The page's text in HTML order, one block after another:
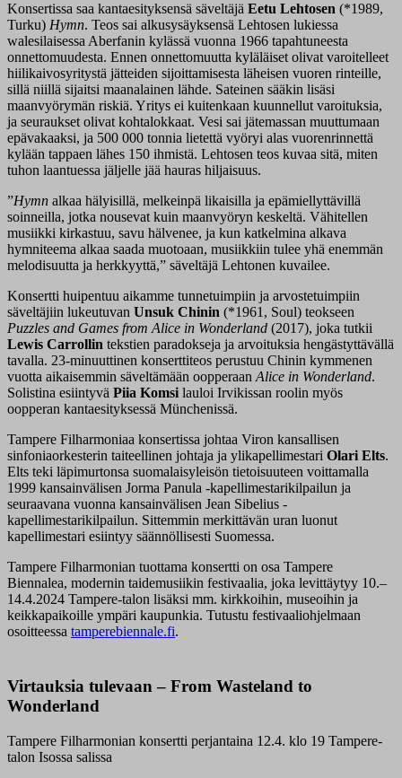
Konsertissa saa kantaesityksensä säveltäjä Eetu Lehtosen (*1989,
Turku) Hymn. Teos sai alkusysäyksensä Lehtosen lukiessa
walesilaisessa Aberfanin kylässä vuonna 1966 tapahtuneesta
onnettomuudesta. Ennen onnettomuutta kyläläiset olivat varoitelleet
hiilikaivosyritystä jätteiden sijoittamisesta läheisen vuoren rinteille,
sillä niillä sijaitsi maanalainen lähde. Sateinen sääkin lisäsi
maanvyörymän riskiä. Yritys ei kuitenkaan kuunnellut varoituksia,
ja seuraukset olivat kohtalokkaat. Vesi sai jätemassan muuttumaan
epävakaaksi, ja 500 000 tonnia lietettä vyöryi alas vuorenrinnettä
kylään tappaen lähes 150 ihmistä. Lehtosen teos kuvaa sitä, miten
tuhon laantuessa jäljelle jää hauras hiljaisuus.
”Hymn alkaa hälyisillä, melkeinpä likaisilla ja epämiellyttävillä
soinneilla, jotka nousevat kuin maanvyöryn keskeltä. Vähitellen
musiikki kirkastuu, savu hälvenee, ja kun katkelmina alkava
hymniteema alkaa saada muotoaan, musiikkiin tulee yhä enemmän
melodisuutta ja herkkyyttä,” säveltäjä Lehtonen kuvailee.
Konsertti huipentuu aikamme tunnetuimpiin ja arvostetuimpiin
säveltäjiin lukeutuvan Unsuk Chinin (*1961, Soul) teokseen
Puzzles and Games from Alice in Wonderland (2017), joka tutkii
Lewis Carrollin tekstien paradokseja ja arvoituksia hengästyttävällä
tavalla. 23-minuuttinen konserttiteos perustuu Chinin kymmenen
vuotta aikaisemmin säveltämään oopperaan Alice in Wonderland.
Solistina esiintyvä Piia Komsi lauloi Irvikissan roolin myös
oopperan kantaesityksessä Münchenissä.
Tampere Filharmoniaa konsertissa johtaa Viron kansallisen
sinfoniaorkesterin taiteellinen johtaja ja ylikapellimestari Olari Elts.
Elts teki läpimurtonsa suomalaisyleisön tietoisuuteen voittamalla
1999 kansainvälisen Jorma Panula -kapellimestarikilpailun ja
seuraavana vuonna kansainvälisen Jean Sibelius -
kapellimestarikilpailun. Sittemmin merkittävän uran luonut
kapellimestari esiintyy säännöllisesti Suomessa.
Tampere Filharmonian tuottama konsertti on osa Tampere
Biennalea, modernin taidemusiikin festivaalia, joka levittäytyy 10.–
14.4.2024 Tampere-talon lisäksi mm. kirkkoihin, museoihin ja
keikkapaikoille ympäri kaupunkia. Tutustu festivaaliohjelmaan
osoitteessa tamperebiennale.fi.
Virtauksia tulevaan – From Wasteland to
Wonderland
Tampere Filharmonian konsertti perjantaina 12.4. klo 19 Tampere-
talon Isossa salissa